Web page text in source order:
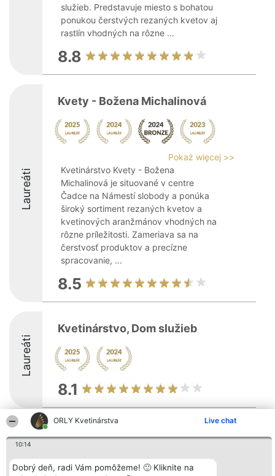
ORLY Kvetinárstva Live chat
10:14
Dobrý deň, radi Vám pomôžeme! 🙂 Kliknite na
služieb. Predstavuje miesto s bohatou
ponukou čerstvých rezaných kvetov aj
rastlín vhodných na rôzne ...
8.8
Laureáti
Kvety - Božena Michalinová
Pokaż więcej >>
Kvetinárstvo Kvety - Božena
Michalinová je situované v centre
Čadce na Námestí slobody a ponúka
široký sortiment rezaných kvetov a
kvetinových aranžmánov vhodných na
rôzne príležitosti. Zameriava sa na
čerstvosť produktov a precízne
spracovanie, ...
8.5
Laureáti
Kvetinárstvo, Dom služieb
8.1
Organizátor hodnotenia
Bright Side Solutions sp. z o.
ul. Ruska 22
Wrocław 50-079
Laureáti
wszystkich
Laureatów
Kontakt